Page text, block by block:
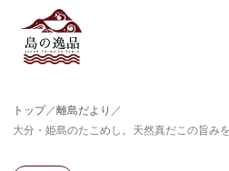
トップ／離島だより ／
大分・姫島のたこめし。天然真だこの旨み